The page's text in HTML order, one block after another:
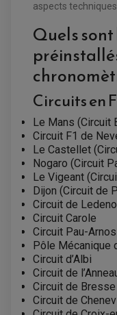
PIÈCE
BOUCHON
COURROIE DE
COUVERCLE +
PARTIE
AMORTISSEURS
BIELLETTES DE
CÂBLE
COLONNE DE
KIT
LEVIER DE FREIN
ROTULE DE
ROTULE DE
SÉLECTEUR DE
PIÈCES
COURROIE DE
ACCESSOIRES
ÉCHAPPEMENT
ÉCHAPPEMENT
ÉCHAPPEMENT
aspects techniques
Quels
Circuits en
Le Mans (Circuit
Circuit F1 de
Le Castellet
Nogaro (Circuit
Le Vigeant
Dijon (Circuit de
Circuit de
Circuit Carole
Circuit Pau-Arnos
Pôle Mécanique
Circuit d’Albi
Circuit de
Circuit de Bresse
Circuit de